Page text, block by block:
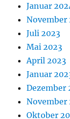
Januar
November
Juli 2023
Mai 2023
April 2023
Januar
Dezember
November
Oktober